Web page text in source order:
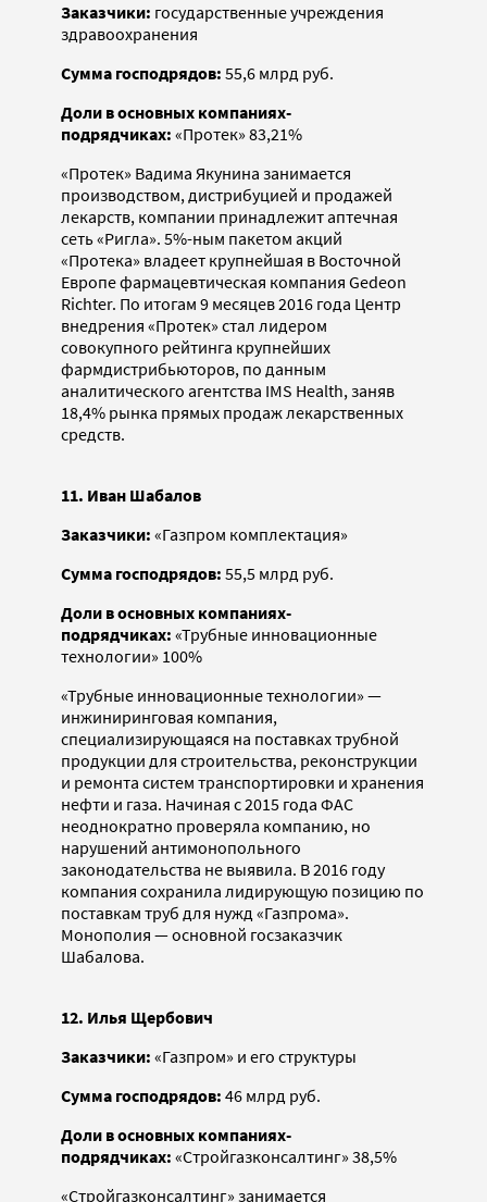
Заказчики: государственные учреждения
здравоохранения
Сумма господрядов: 55,6 млрд руб.
Доли в основных компаниях-
подрядчиках: «Протек» 83,21%
«Протек» Вадима Якунина занимается
производством, дистрибуцией и продажей
лекарств, компании принадлежит аптечная
сеть «Ригла». 5%-ным пакетом акций
«Протека» владеет крупнейшая в Восточной
Европе фармацевтическая компания Gedeon
Richter. По итогам 9 месяцев 2016 года Центр
внедрения «Протек» стал лидером
совокупного рейтинга крупнейших
фармдистрибьюторов, по данным
аналитического агентства IMS Health, заняв
18,4% рынка прямых продаж лекарственных
средств.
11. Иван Шабалов
Заказчики: «Газпром комплектация»
Сумма господрядов: 55,5 млрд руб.
Доли в основных компаниях-
подрядчиках: «Трубные инновационные
технологии» 100%
«Трубные инновационные технологии» —
инжиниринговая компания,
специализирующаяся на поставках трубной
продукции для строительства, реконструкции
и ремонта систем транспортировки и хранения
нефти и газа. Начиная с 2015 года ФАС
неоднократно проверяла компанию, но
нарушений антимонопольного
законодательства не выявила. В 2016 году
компания сохранила лидирующую позицию по
поставкам труб для нужд «Газпрома».
Монополия — основной госзаказчик
Шабалова.
12. Илья Щербович
Заказчики: «Газпром» и его структуры
Сумма господрядов: 46 млрд руб.
Доли в основных компаниях-
подрядчиках: «Стройгазконсалтинг» 38,5%
«Стройгазконсалтинг» занимается